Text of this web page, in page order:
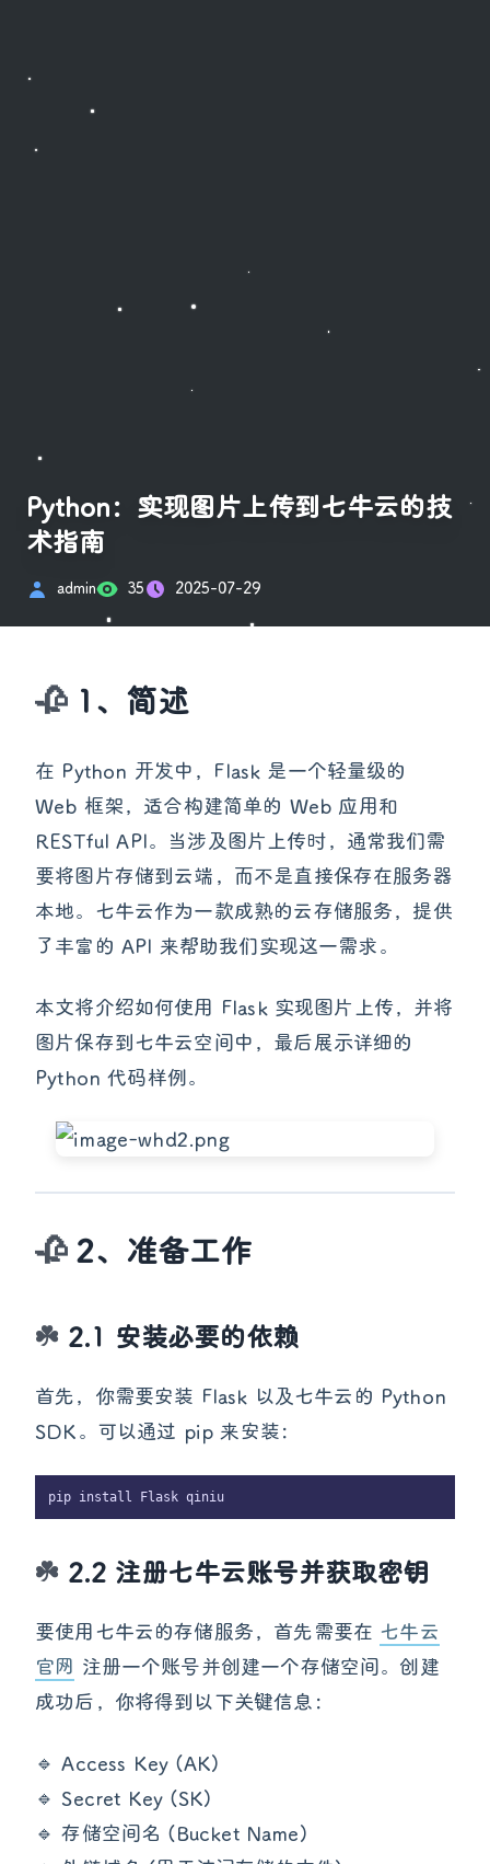
Python：实现图片上传到七牛云的技
术指南
admin 35 2025-07-29
1、简述
在 Python 开发中，Flask 是一个轻量级的
Web 框架，适合构建简单的 Web 应用和
RESTful API。当涉及图片上传时，通常我们需
要将图片存储到云端，而不是直接保存在服务器
本地。七牛云作为一款成熟的云存储服务，提供
了丰富的 API 来帮助我们实现这一需求。
本文将介绍如何使用 Flask 实现图片上传，并将
图片保存到七牛云空间中，最后展示详细的
Python 代码样例。
2、准备工作
2.1 安装必要的依赖
首先，你需要安装 Flask 以及七牛云的 Python
SDK。可以通过 pip 来安装：
2.2 注册七牛云账号并获取密钥
要使用七牛云的存储服务，首先需要在 七牛云
官网 注册一个账号并创建一个存储空间。创建
成功后，你将得到以下关键信息：
🔹 Access Key (AK)
🔹 Secret Key (SK)
🔹 存储空间名 (Bucket Name)